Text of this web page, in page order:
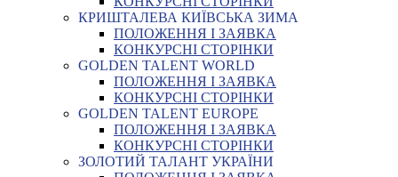
КРИШТАЛЕВА КИЇВСЬКА ЗИМА
ПОЛОЖЕННЯ І ЗАЯВКА
КОНКУРСНІ СТОРІНКИ
GOLDEN TALENT WORLD
ПОЛОЖЕННЯ І ЗАЯВКА
КОНКУРСНІ СТОРІНКИ
GOLDEN TALENT EUROPE
ПОЛОЖЕННЯ І ЗАЯВКА
КОНКУРСНІ СТОРІНКИ
ЗОЛОТИЙ ТАЛАНТ УКРАЇНИ